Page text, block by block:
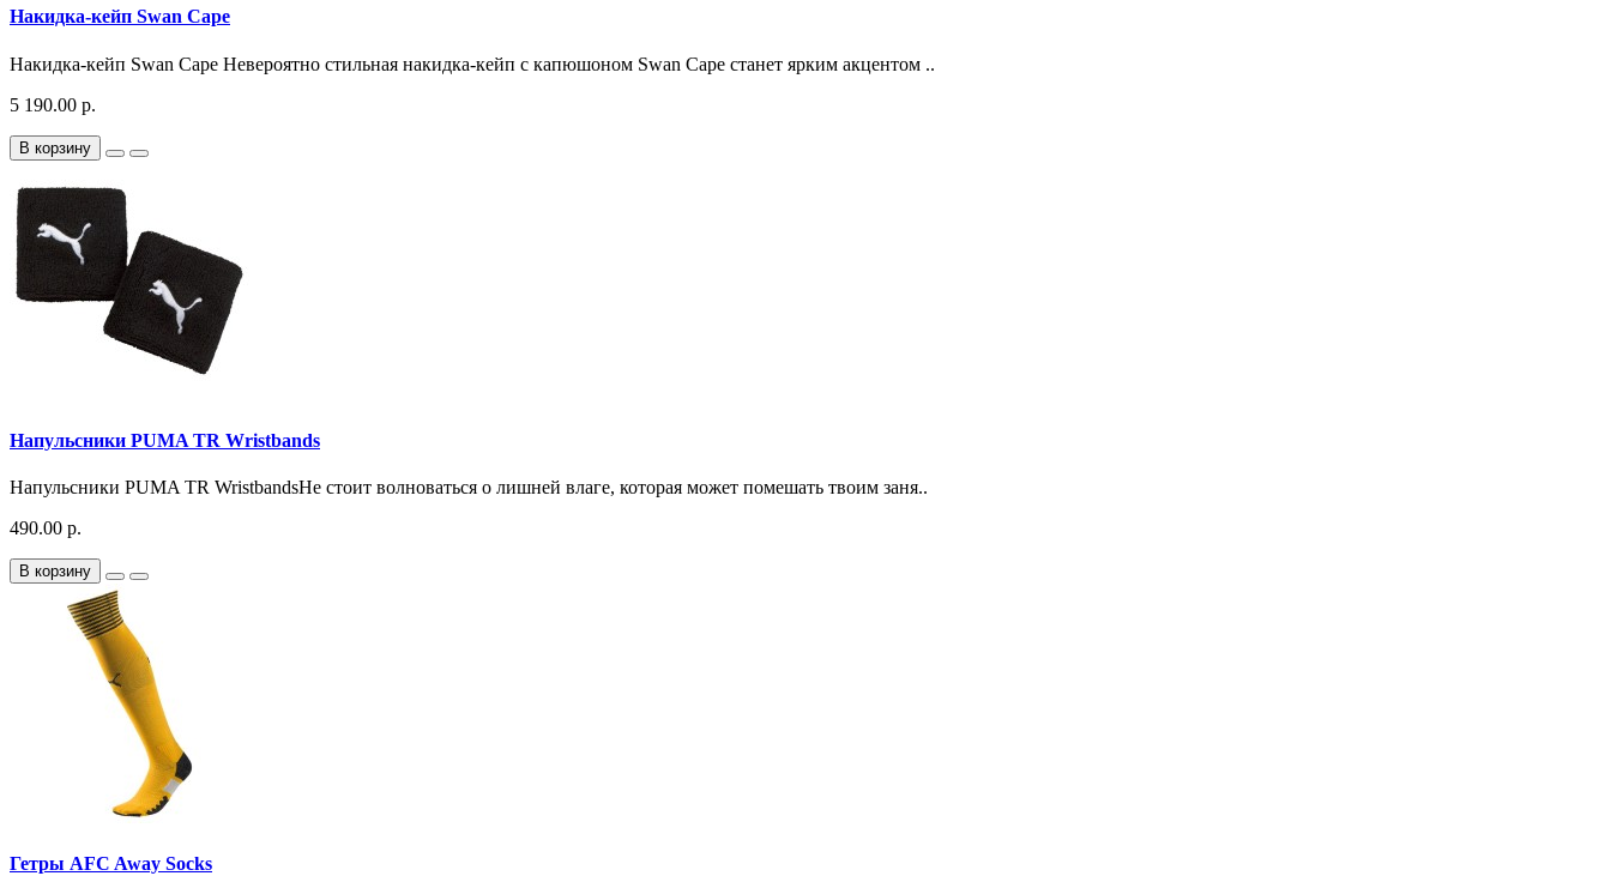
Накидка-кейп Swan Cape
Накидка-кейп Swan Cape Невероятно стильная накидка-кейп с капюшоном Swan Cape станет ярким акцентом ..
5 190.00 р.
В корзину
Напульсники PUMA TR Wristbands
Напульсники PUMA TR WristbandsНе стоит волноваться о лишней влаге, которая может помешать твоим заня..
490.00 р.
В корзину
Гетры AFC Away Socks